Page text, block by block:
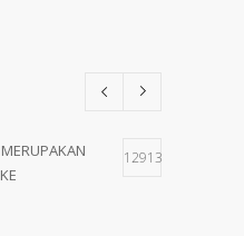
12913